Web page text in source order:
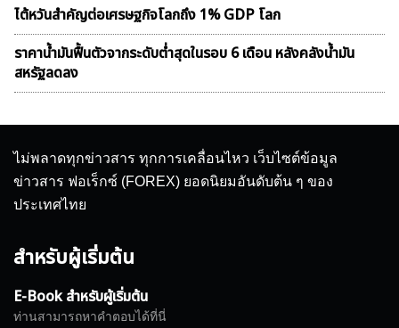
ไต้หวันสำคัญต่อเศรษฐกิจโลกถึง 1% GDP โลก
ราคาน้ำมันฟื้นตัวจากระดับต่ำสุดในรอบ 6 เดือน หลังคลังน้ำมัน
สหรัฐลดลง
ไม่พลาดทุกข่าวสาร ทุกการเคลื่อนไหว เว็บไซต์ข้อมูล
ข่าวสาร ฟอเร็กซ์ (FOREX) ยอดนิยมอันดับต้น ๆ ของ
ประเทศไทย
สำหรับผู้เริ่มต้น
E-Book สำหรับผู้เริ่มต้น
ท่านสามารถหาคำตอบได้ที่นี่